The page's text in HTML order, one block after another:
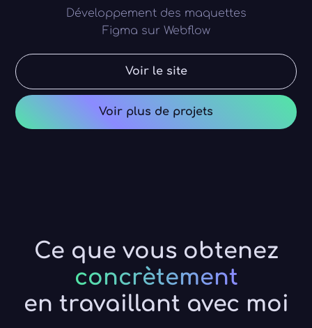
Développement des maquettes
Figma sur Webflow
Voir le site
Voir plus de projets
Ce que vous obtenez
concrètement
en travaillant avec moi